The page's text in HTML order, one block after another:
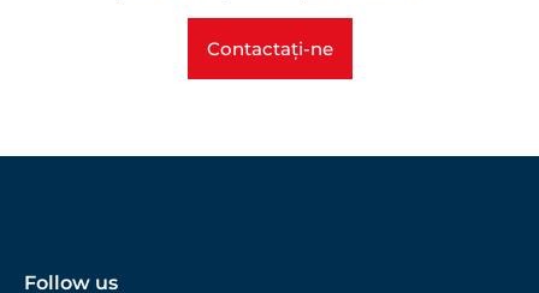
Contactați-ne
Follow us